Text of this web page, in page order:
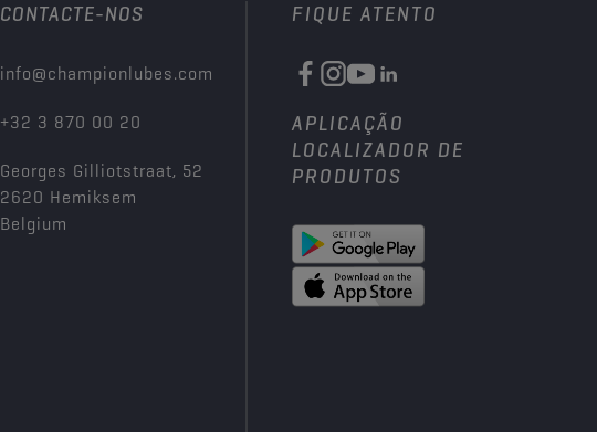
CONTACTE-NOS
info@championlubes.com
+32 3 870 00 20
Georges Gilliotstraat, 52
2620 Hemiksem
Belgium
FIQUE ATENTO
APLICAÇÃO
LOCALIZADOR DE
PRODUTOS